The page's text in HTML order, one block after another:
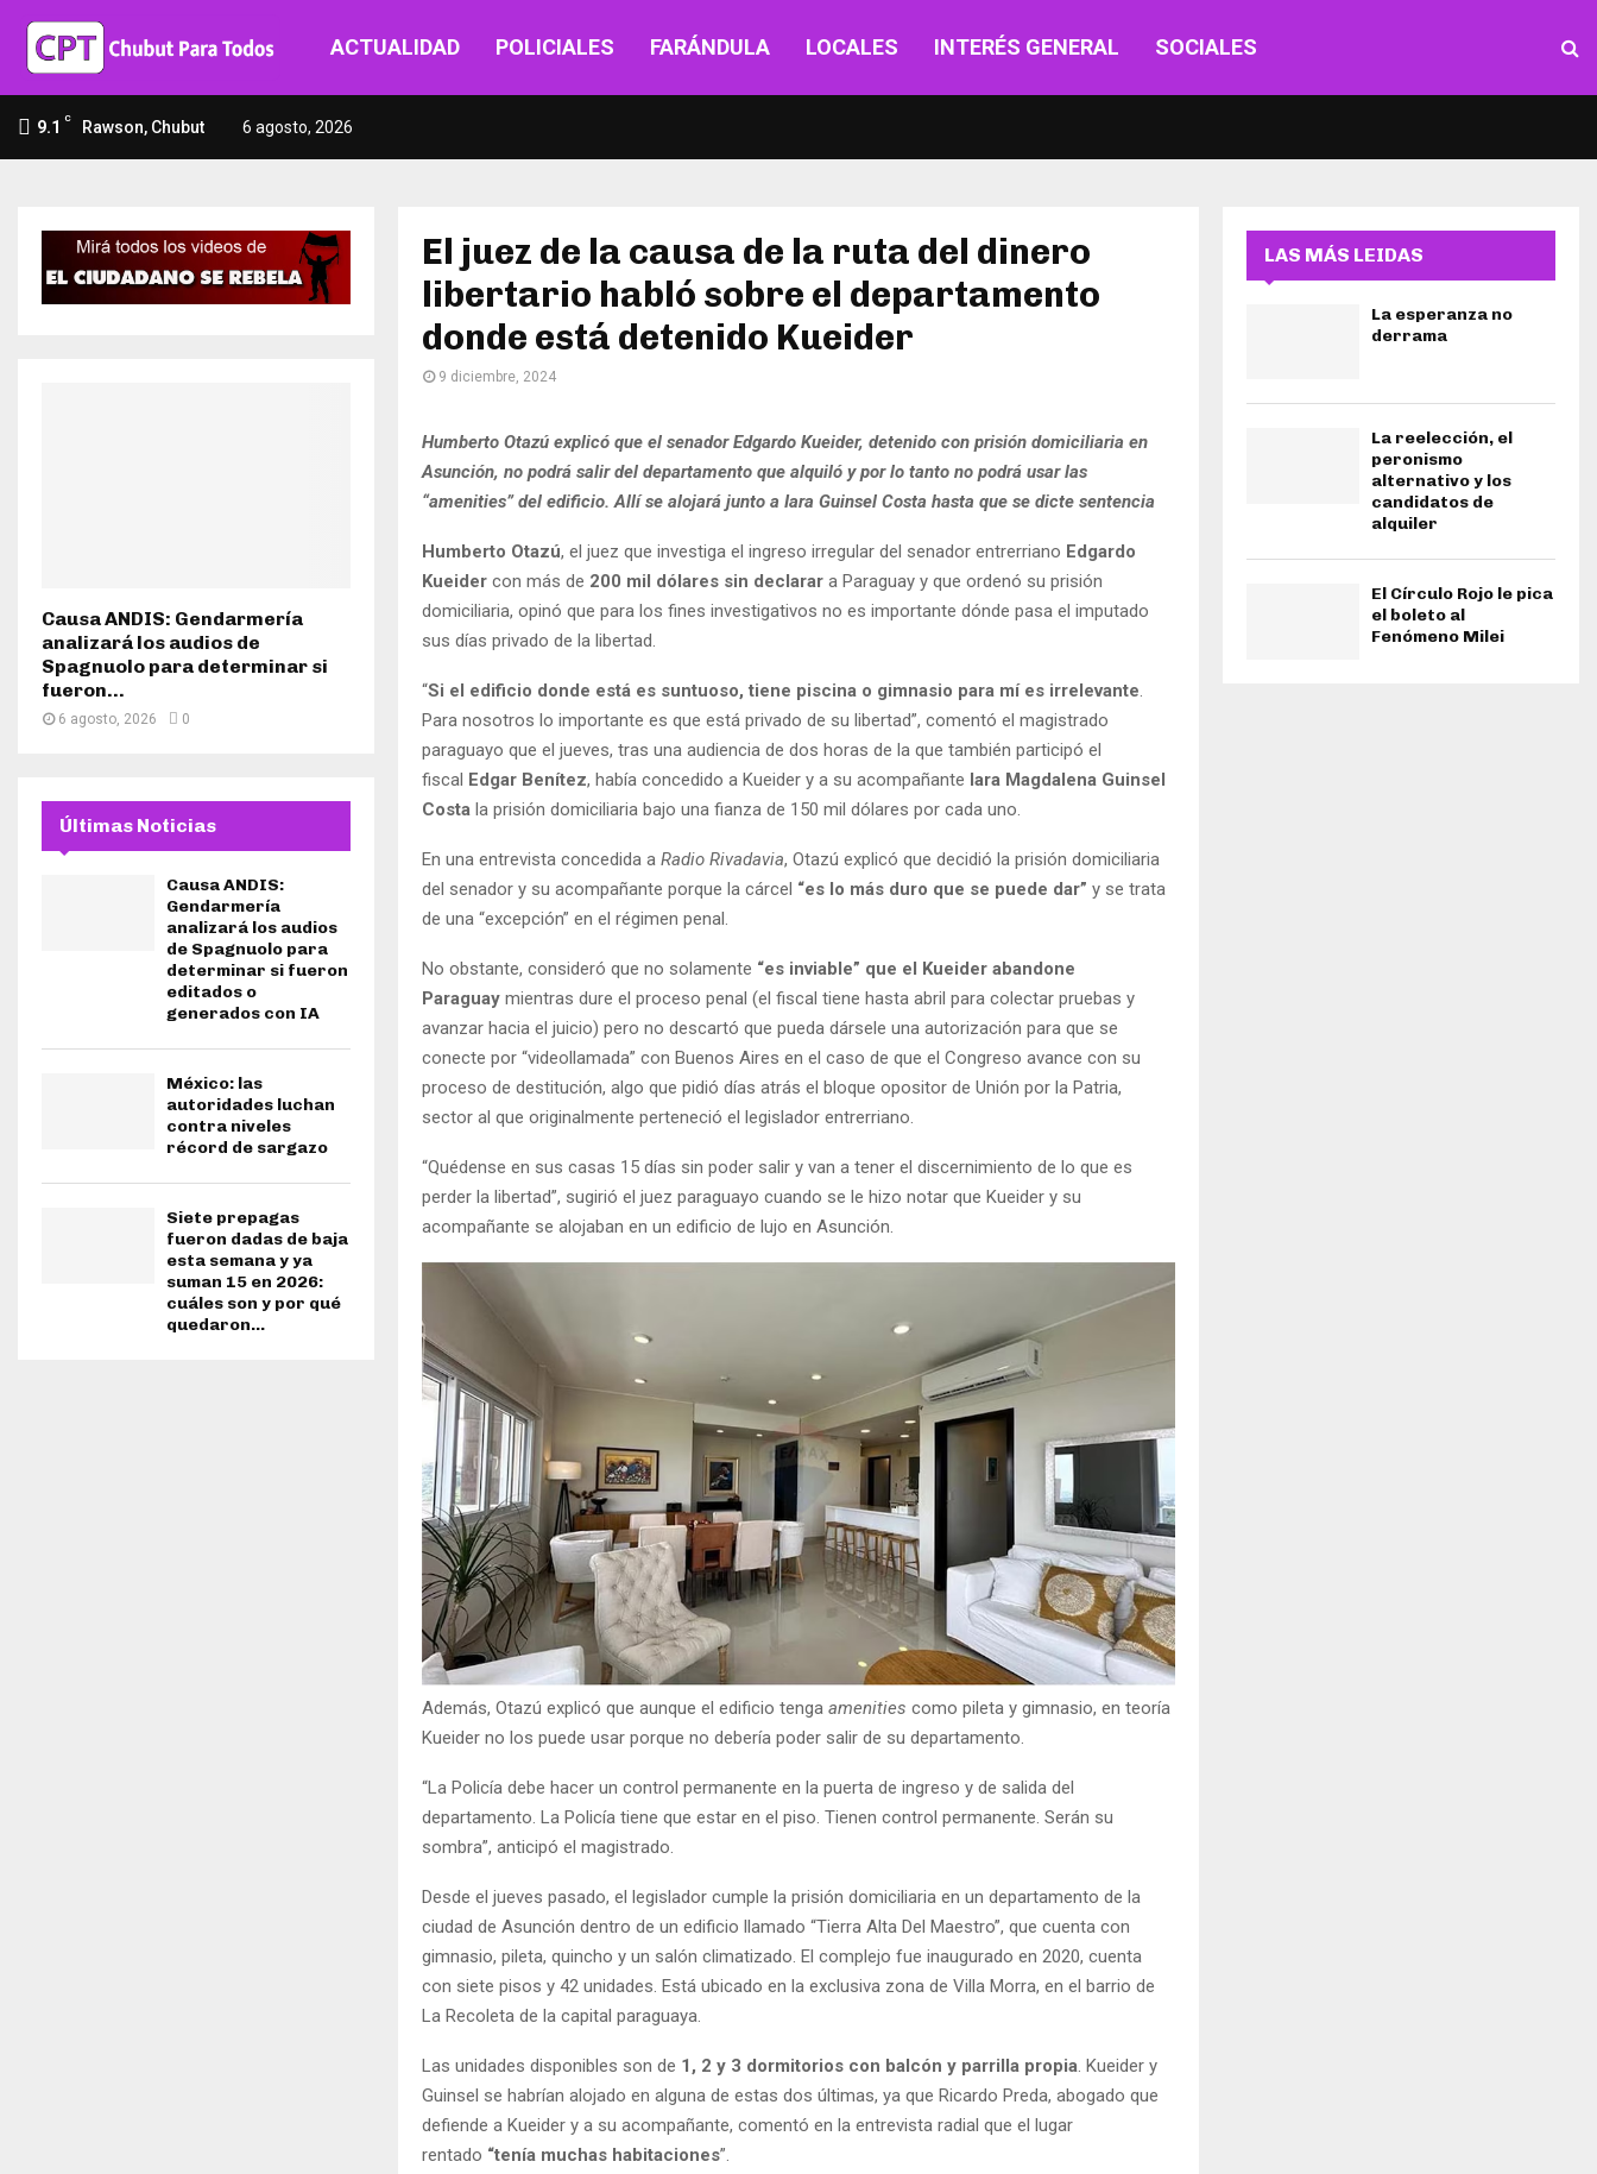
ACTUALIDAD POLICIALES FARÁNDULA LOCALES INTERÉS GENERAL SOCIALES
9.1 C Rawson, Chubut 6 agosto, 2026
El juez de la causa de la ruta del dinero
libertario habló sobre el departamento
donde está detenido Kueider
9 diciembre, 2024
Humberto Otazú explicó que el senador Edgardo Kueider, detenido con prisión domiciliaria en
Asunción, no podrá salir del departamento que alquiló y por lo tanto no podrá usar las
“amenities” del edificio. Allí se alojará junto a Iara Guinsel Costa hasta que se dicte sentencia
Humberto Otazú, el juez que investiga el ingreso irregular del senador entrerriano Edgardo
Kueider con más de 200 mil dólares sin declarar a Paraguay y que ordenó su prisión
domiciliaria, opinó que para los fines investigativos no es importante dónde pasa el imputado
sus días privado de la libertad.
“Si el edificio donde está es suntuoso, tiene piscina o gimnasio para mí es irrelevante
Para nosotros lo importante es que está privado de su libertad”, comentó el magistrado
paraguayo que el jueves, tras una audiencia de dos horas de la que también participó el
fiscal Edgar Benítez, había concedido a Kueider y a su acompañante Iara Magdalena Guinsel
Costa la prisión domiciliaria bajo una fianza de 150 mil dólares por cada uno.
En una entrevista concedida a Radio Rivadavia, Otazú explicó que decidió la prisión domiciliaria
del senador y su acompañante porque la cárcel “es lo más duro que se puede dar” y se trata
de una “excepción” en el régimen penal.
No obstante, consideró que no solamente “es inviable” que el Kueider abandone
Paraguay mientras dure el proceso penal (el fiscal tiene hasta abril para colectar pruebas y
avanzar hacia el juicio) pero no descartó que pueda dársele una autorización para que se
conecte por “videollamada” con Buenos Aires en el caso de que el Congreso avance con su
proceso de destitución, algo que pidió días atrás el bloque opositor de Unión por la Patria,
sector al que originalmente perteneció el legislador entrerriano.
“Quédense en sus casas 15 días sin poder salir y van a tener el discernimiento de lo que es
perder la libertad”, sugirió el juez paraguayo cuando se le hizo notar que Kueider y su
acompañante se alojaban en un edificio de lujo en Asunción.
Además, Otazú explicó que aunque el edificio tenga amenities como pileta y gimnasio, en teoría
Kueider no los puede usar porque no debería poder salir de su departamento.
“La Policía debe hacer un control permanente en la puerta de ingreso y de salida del
departamento. La Policía tiene que estar en el piso. Tienen control permanente. Serán su
sombra”, anticipó el magistrado.
Desde el jueves pasado, el legislador cumple la prisión domiciliaria en un departamento de la
ciudad de Asunción dentro de un edificio llamado “Tierra Alta Del Maestro”, que cuenta con
gimnasio, pileta, quincho y un salón climatizado. El complejo fue inaugurado en 2020, cuenta
con siete pisos y 42 unidades. Está ubicado en la exclusiva zona de Villa Morra, en el barrio de
La Recoleta de la capital paraguaya.
Las unidades disponibles son de 1, 2 y 3 dormitorios con balcón y parrilla propia. Kueider y
Guinsel se habrían alojado en alguna de estas dos últimas, ya que Ricardo Preda, abogado que
defiende a Kueider y a su acompañante, comentó en la entrevista radial que el lugar
rentado “tenía muchas habitaciones”.
Causa ANDIS: Gendarmería
analizará los audios de
Spagnuolo para determinar si
fueron...
6 agosto, 2026 0
Últimas Noticias
Causa ANDIS:
Gendarmería
analizará los audios
de Spagnuolo para
determinar si fueron
editados o
generados con IA
México: las
autoridades luchan
contra niveles
récord de sargazo
Siete prepagas
fueron dadas de baja
esta semana y ya
suman 15 en 2026:
cuáles son y por qué
quedaron...
LAS MÁS LEIDAS
La esperanza no
derrama
La reelección, el
peronismo
alternativo y los
candidatos de
alquiler
El Círculo Rojo le pica
el boleto al
Fenómeno Milei